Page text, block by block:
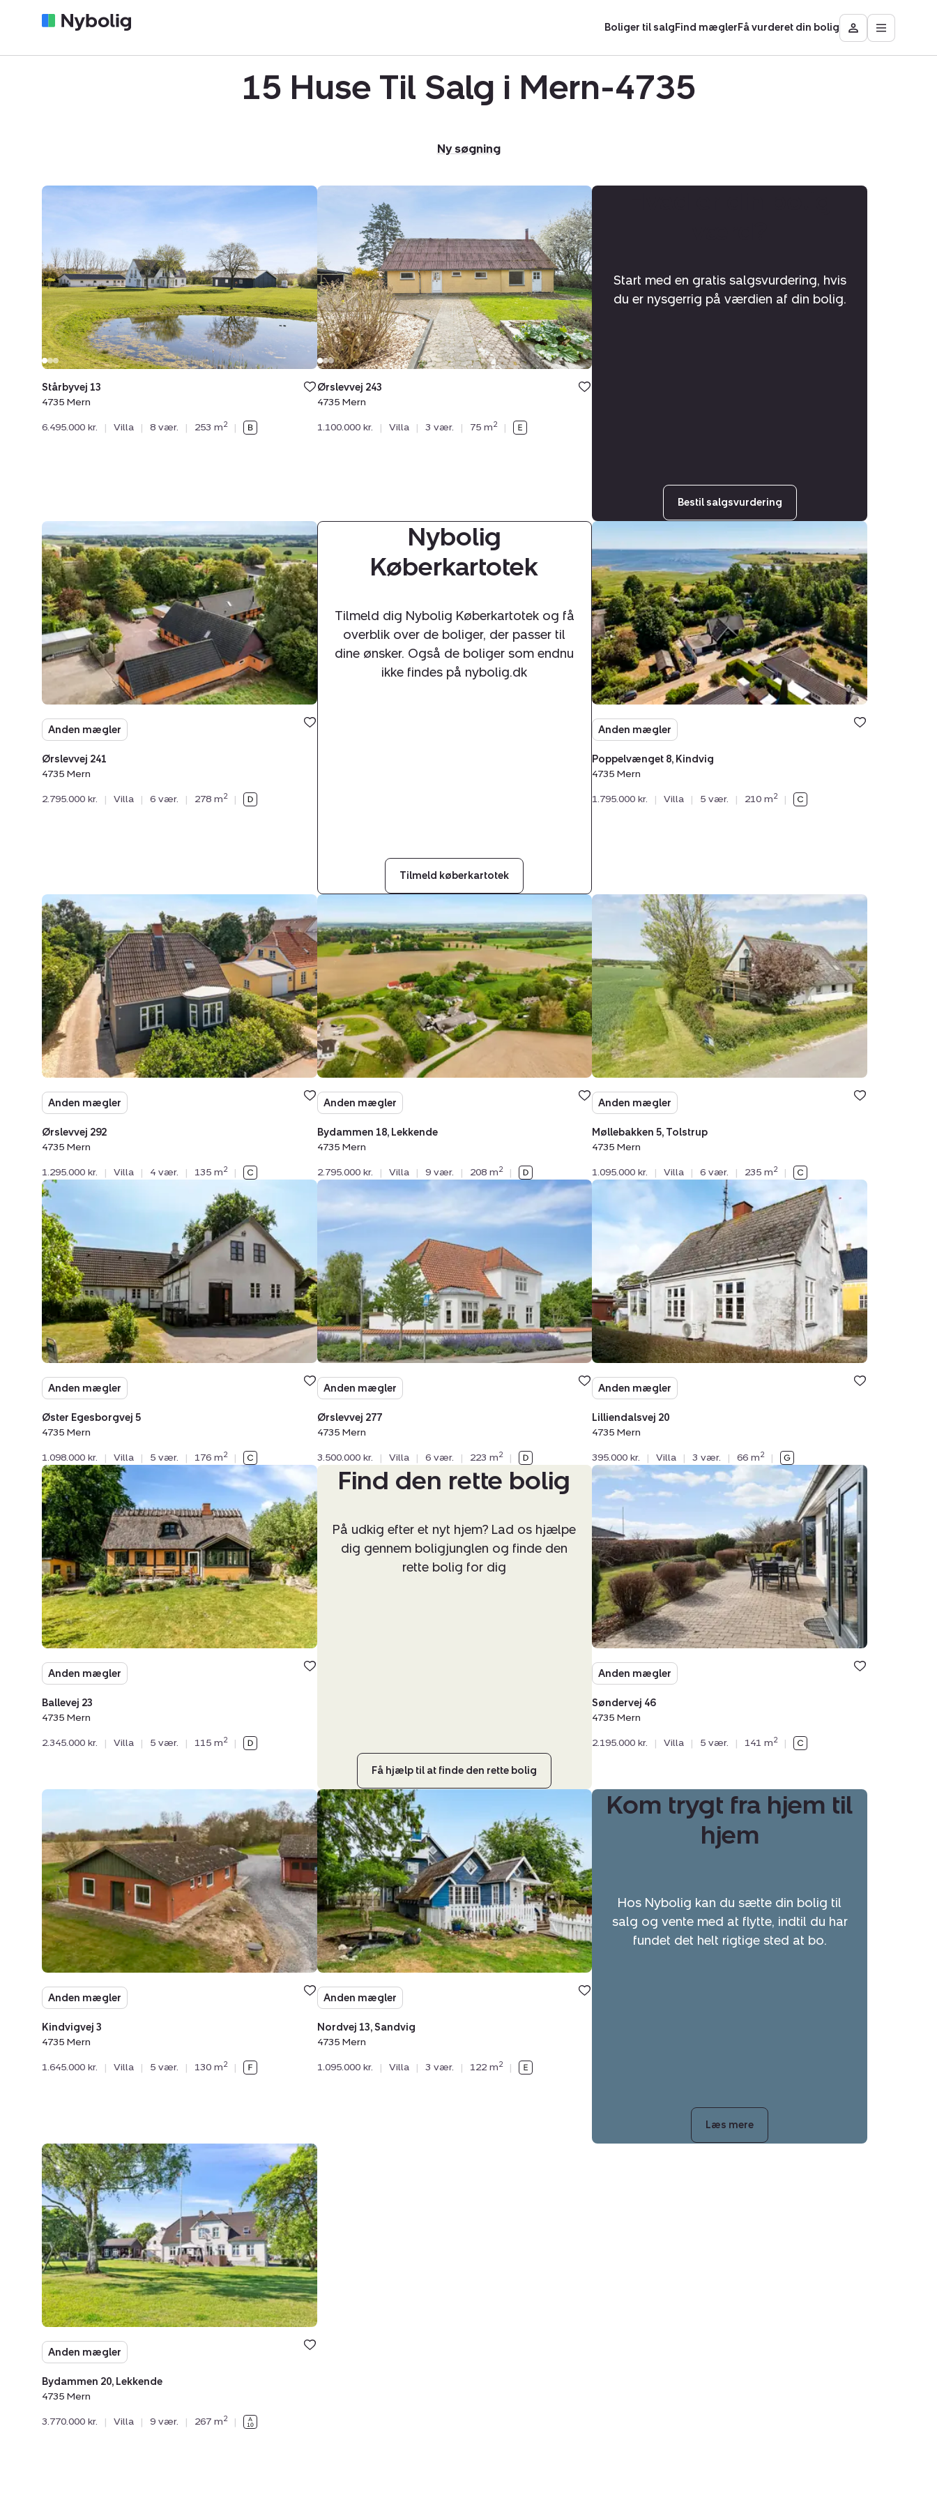
Boliger til salgFind mæglerFå vurderet din bolig
Besøg
Mit
Åbn
15 Huse Til Salg i Mern-4735
Ny søgning
Villa:
4735
Mern
Stårbyvej 13
4735 Mern
6.495.000 kr. | Villa | 8 vær. | 253 m2 |
Ørslevvej
Mern
Ørslevvej 243
4735 Mern
1.100.000 kr. | Villa | 3 vær. | 75 m2 |
Start med en gratis salgsvurdering, hvis
du er nysgerrig på værdien af din bolig.
Bestil salgsvurdering
Ørslevvej
241,
4735
Mern
Anden mægler
Ørslevvej 241
4735 Mern
2.795.000 kr. | Villa | 6 vær. | 278 m2 |
Nybolig
Køberkartotek
Tilmeld dig Nybolig Køberkartotek og få
overblik over de boliger, der passer til
dine ønsker. Også de boliger som endnu
ikke findes på nybolig.dk
Tilmeld køberkartotek
Poppelvænget
8,
Kindvig,
4735
Mern
Anden mægler
Poppelvænget 8, Kindvig
4735 Mern
1.795.000 kr. | Villa | 5 vær. | 210 m2 |
Villa:
Ørslevvej
292,
4735
Mern
Anden mægler
Ørslevvej 292
4735 Mern
1.295.000 kr. | Villa | 4 vær. | 135 m2 |
Bydammen
18,
Lekkende,
Anden mægler
Bydammen 18, Lekkende
4735 Mern
2.795.000 kr. | Villa | 9 vær. | 208 m2 |
Villa:
Møllebakken
4735
Mern
Anden mægler
Møllebakken 5, Tolstrup
4735 Mern
1.095.000 kr. | Villa | 6 vær. | 235 m2 |
Villa:
Øster
Egesborgvej
5,
4735
Mern
Anden mægler
Øster Egesborgvej 5
4735 Mern
1.098.000 kr. | Villa | 5 vær. | 176 m2 |
Ørslevvej
277,
Mern
Anden mægler
Ørslevvej 277
4735 Mern
3.500.000 kr. | Villa | 6 vær. | 223 m2 |
20,
Anden mægler
Lilliendalsvej 20
4735 Mern
395.000 kr. | Villa | 3 vær. | 66 m2 |
Villa:
Ballevej
23,
4735
Mern
Anden mægler
Ballevej 23
4735 Mern
2.345.000 kr. | Villa | 5 vær. | 115 m2 |
Find den rette bolig
På udkig efter et nyt hjem? Lad os hjælpe
dig gennem boligjunglen og finde den
rette bolig for dig
Få hjælp til at finde den rette bolig
Villa:
Søndervej
4735
Mern
Anden mægler
Søndervej 46
4735 Mern
2.195.000 kr. | Villa | 5 vær. | 141 m2 |
3,
4735
Mern
Anden mægler
Kindvigvej 3
4735 Mern
1.645.000 kr. | Villa | 5 vær. | 130 m2 |
Villa:
Nordvej
13,
Sandvig,
4735
Mern
Anden mægler
Nordvej 13, Sandvig
4735 Mern
1.095.000 kr. | Villa | 3 vær. | 122 m2 |
Kom trygt fra hjem til
hjem
Hos Nybolig kan du sætte din bolig til
salg og vente med at flytte, indtil du har
fundet det helt rigtige sted at bo.
Læs mere
Villa:
Bydammen
20,
Lekkende,
4735
Mern
Anden mægler
Bydammen 20, Lekkende
4735 Mern
3.770.000 kr. | Villa | 9 vær. | 267 m2 |